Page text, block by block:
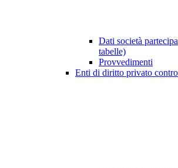
Dati società
tabelle)
Provvedimenti
Enti di diritto privato